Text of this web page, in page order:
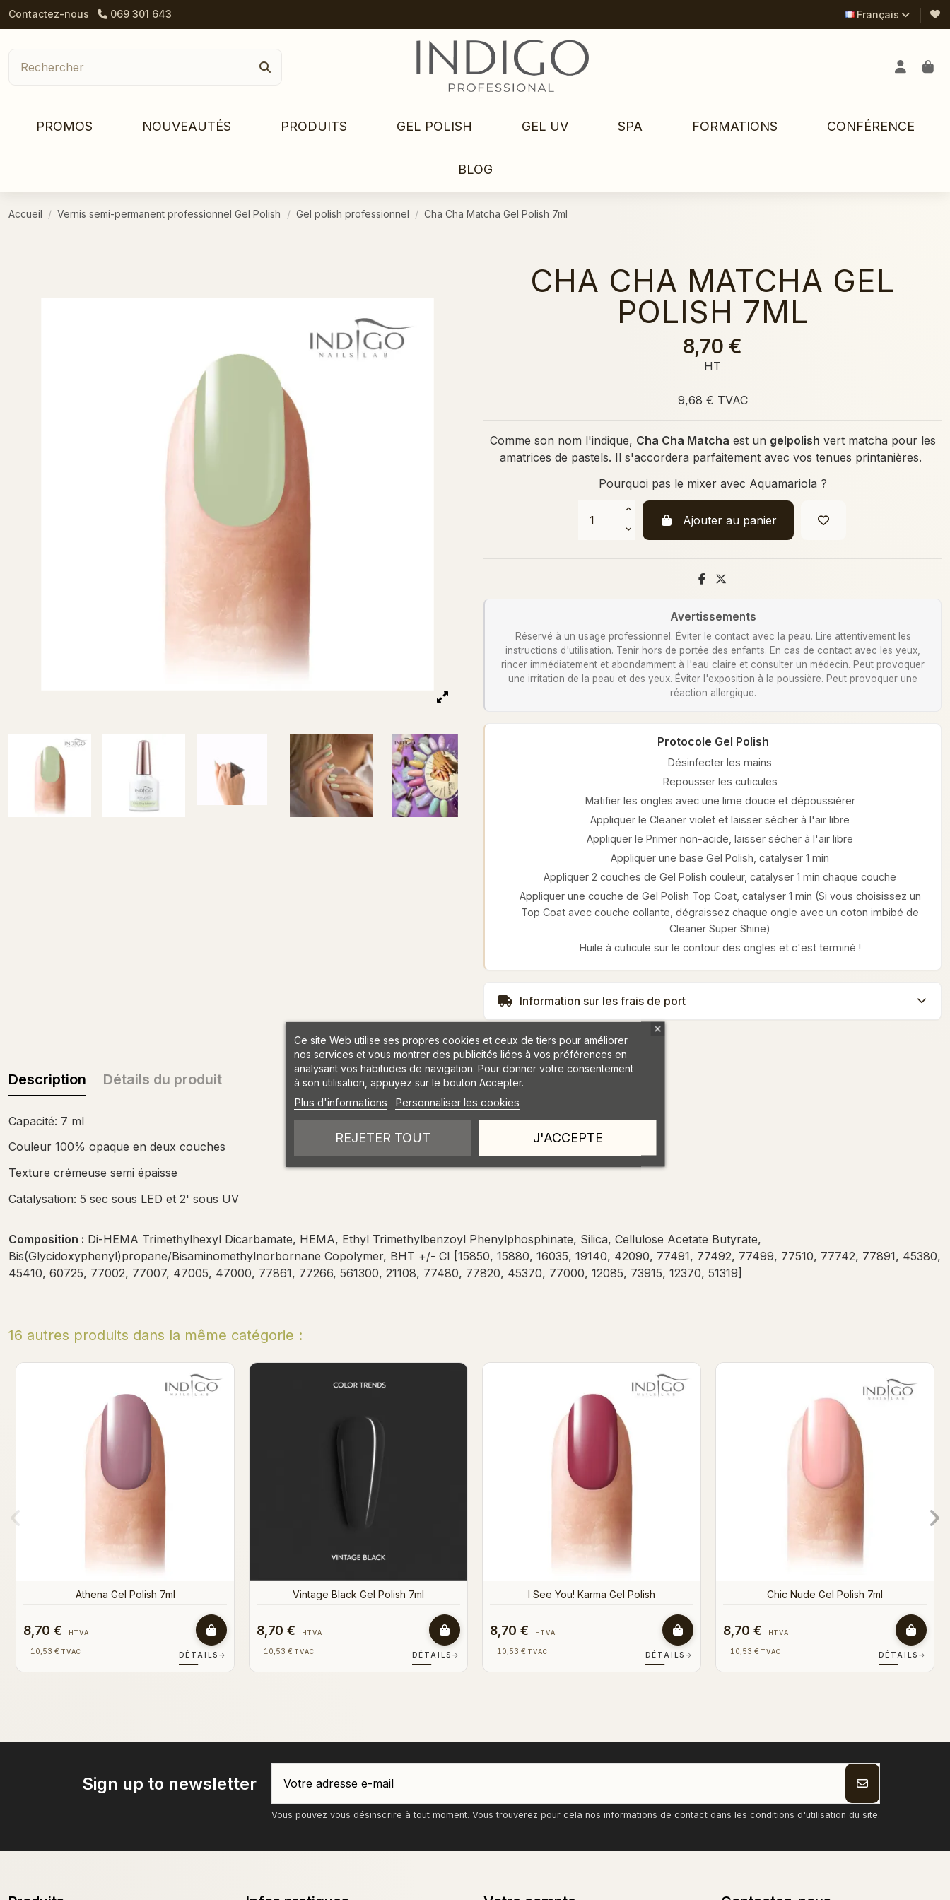
Contactez-nous 069 301 643 Français
PROMOS NOUVEAUTÉS PRODUITS GEL POLISH GEL UV SPA FORMATIONS CONFÉRENCE
BLOG
Accueil Vernis semi-permanent professionnel Gel Polish Gel polish professionnel Cha Cha Matcha Gel Polish 7ml
CHA CHA MATCHA GEL
POLISH 7ML
8,70 €
HT
9,68 € TVAC
Comme son nom l'indique, Cha Cha Matcha est un gelpolish vert matcha pour les
amatrices de pastels. Il s'accordera parfaitement avec vos tenues printanières.
Pourquoi pas le mixer avec Aquamariola ?
Ajouter au panier
Avertissements
Réservé à un usage professionnel. Éviter le contact avec la peau. Lire attentivement les
instructions d'utilisation. Tenir hors de portée des enfants. En cas de contact avec les yeux,
rincer immédiatement et abondamment à l'eau claire et consulter un médecin. Peut provoquer
une irritation de la peau et des yeux. Éviter l'exposition à la poussière. Peut provoquer une
réaction allergique.
Protocole Gel Polish
Désinfecter les mains
Repousser les cuticules
Matifier les ongles avec une lime douce et dépoussiérer
Appliquer le Cleaner violet et laisser sécher à l'air libre
Appliquer le Primer non-acide, laisser sécher à l'air libre
Appliquer une base Gel Polish, catalyser 1 min
Appliquer 2 couches de Gel Polish couleur, catalyser 1 min chaque couche
Appliquer une couche de Gel Polish Top Coat, catalyser 1 min (Si vous choisissez un
Top Coat avec couche collante, dégraissez chaque ongle avec un coton imbibé de
Cleaner Super Shine)
Huile à cuticule sur le contour des ongles et c'est terminé !
Information sur les frais de port
Description Détails du produit
Capacité: 7 ml
Couleur 100% opaque en deux couches
Texture crémeuse semi épaisse
Catalysation: 5 sec sous LED et 2' sous UV
Composition : Di-HEMA Trimethylhexyl Dicarbamate, HEMA, Ethyl Trimethylbenzoyl Phenylphosphinate, Silica, Cellulose Acetate Butyrate,
Bis(Glycidoxyphenyl)propane/Bisaminomethylnorbornane Copolymer, BHT +/- CI [15850, 15880, 16035, 19140, 42090, 77491, 77492, 77499, 77510, 77742, 77891, 45380,
45410, 60725, 77002, 77007, 47005, 47000, 77861, 77266, 561300, 21108, 77480, 77820, 45370, 77000, 12085, 73915, 12370, 51319]
16 autres produits dans la même catégorie :
8,70 € HTVA
10,53 € TVAC DÉTAILS →
8,70 € HTVA
10,53 € TVAC DÉTAILS →
8,70 € HTVA
10,53 € TVAC DÉTAILS →
8,70 € HTVA
10,53 € TVAC DÉTAILS →
Sign up to newsletter
Vous pouvez vous désinscrire à tout moment. Vous trouverez pour cela nos informations de contact dans les conditions d'utilisation du site.
Ce site Web utilise ses propres cookies et ceux de tiers pour améliorer
nos services et vous montrer des publicités liées à vos préférences en
analysant vos habitudes de navigation. Pour donner votre consentement
à son utilisation, appuyez sur le bouton Accepter.
Plus d'informations Personnaliser les cookies
REJETER TOUT J'ACCEPTE